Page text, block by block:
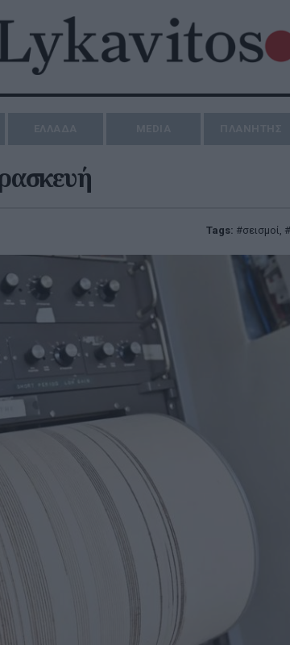
Tags: σεισμοί,